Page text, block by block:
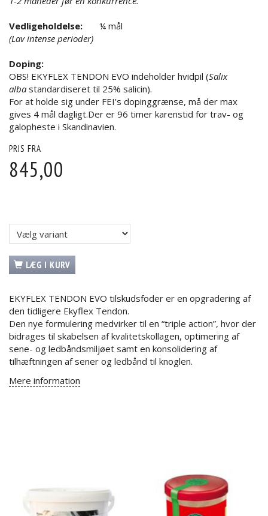
Vedligeholdelse:
¼ mål
(Lav intense perioder)
Doping:
OBS! EKYFLEX TENDON EVO indeholder hvidpil (Salix
alba standardiseret til 25% salicin).
For at holde sig under FEI’s dopinggrænse, må der max
gives 4 mål dagligt.Der er 96 timer karenstid for trav- og
galopheste i Skandinavien.
PRIS FRA
845,00
LÆG I KURV
EKYFLEX TENDON EVO tilskudsfoder er en opgradering af
den tidligere Ekyflex Tendon.
Den nye formulering medvirker til en “triple action”, hvor der
bidrages til skabelsen af kvalitetskollagen, optimering af
sene- og ledbåndsmiljøet samt en konsolidering af
tilhæftningen af ​​sener og ledbånd til knoglen.
Mere information